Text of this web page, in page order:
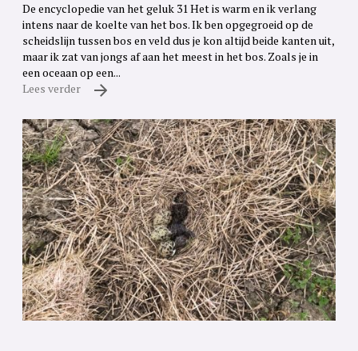
De encyclopedie van het geluk 31 Het is warm en ik verlang
intens naar de koelte van het bos. Ik ben opgegroeid op de
scheidslijn tussen bos en veld dus je kon altijd beide kanten uit,
maar ik zat van jongs af aan het meest in het bos. Zoals je in
een oceaan op een...
Lees verder